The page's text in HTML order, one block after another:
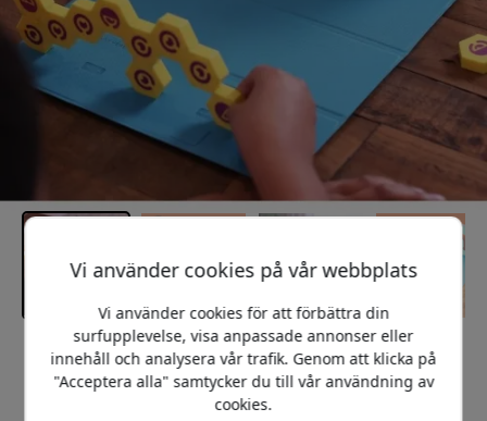
Rekommenderat pris
599 SEK
Vi använder cookies på vår webbplats
Vi använder cookies för att förbättra din
surfupplevelse, visa anpassade annonser eller
innehåll och analysera vår trafik. Genom att klicka på
"Acceptera alla" samtycker du till vår användning av
cookies.